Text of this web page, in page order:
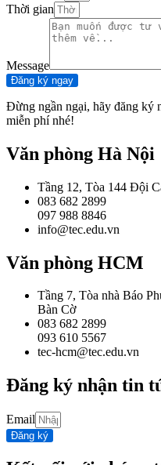
Thời gian
Message
Đăng ký ngay
Đừng ngần ngại, hãy đăng ký
miễn phí nhé!
Văn phòng Hà Nội
Tầng 12, Tòa 144 Đội
083 682 2899
097 988 8846
info@tec.edu.vn
Văn phòng HCM
Tầng 7, Tòa nhà Báo
Bàn Cờ
083 682 2899
093 610 5567
tec-hcm@tec.edu.vn
Đăng ký nhận tin
Email
Đăng ký